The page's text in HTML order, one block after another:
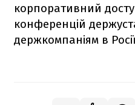
корпоративний
конференцій
держкомпаніям в